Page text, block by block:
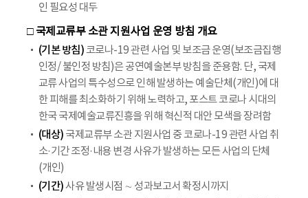
인 필요성 대두
□ 국제교류부 소관 지원사업 운영 방침 개요
(기본 방침)코로나-19 관련 사업 및 보조금 운영(보조금집행
인정/ 불인정 방침)은 공연예술본부 방침을 준용함. 단, 국제
교류 사업의 특수성으로 인해 발생하는 예술단체(개인)에 대
한 피해를 최소화하기 위해 노력하고, 포스트 코로나 시대의
한국 국제예술교류진흥을 위해 혁신적 대안 모색을 장려함
(대상) 국제교류부 소관 지원사업 중 코로나-19 관련 사업 취
소·기간 조정·내용 변경 사유가 발생하는 모든 사업의 단체
(개인)
(기간)사유 발생시점 ∼ 성과보고서 확정시까지